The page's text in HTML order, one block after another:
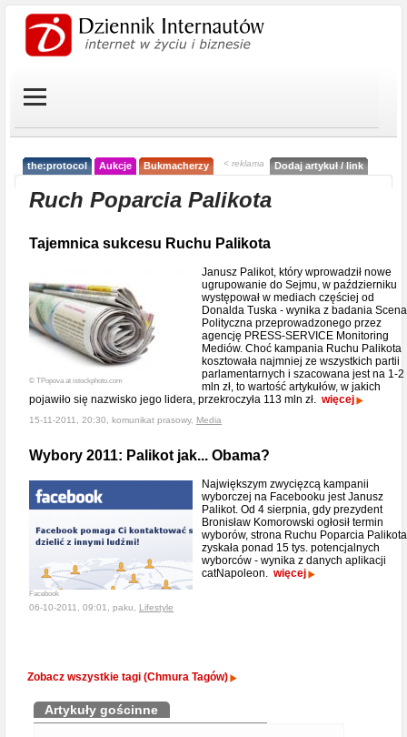
the:protocol Aukcje Bukmacherzy < reklama Dodaj artykuł / link
Ruch Poparcia Palikota
Tajemnica sukcesu Ruchu Palikota
© TPopova at istockphoto.com
Janusz Palikot, który wprowadził nowe
ugrupowanie do Sejmu, w październiku
występował w mediach częściej od
Donalda Tuska - wynika z badania Scena
Polityczna przeprowadzonego przez
agencję PRESS-SERVICE Monitoring
Mediów. Choć kampania Ruchu Palikota
kosztowała najmniej ze wszystkich partii
parlamentarnych i szacowana jest na 1-2
mln zł, to wartość artykułów, w jakich
pojawiło się nazwisko jego lidera, przekroczyła 113 mln zł. więcej
15-11-2011, 20:30, komunikat prasowy, Media
Wybory 2011: Palikot jak... Obama?
Facebook
Największym zwycięzcą kampanii
wyborczej na Facebooku jest Janusz
Palikot. Od 4 sierpnia, gdy prezydent
Bronisław Komorowski ogłosił termin
wyborów, strona Ruchu Poparcia Palikota
zyskała ponad 15 tys. potencjalnych
wyborców - wynika z danych aplikacji
catNapoleon. więcej
06-10-2011, 09:01, paku, Lifestyle
Zobacz wszystkie tagi (Chmura Tagów)
Artykuły gościnne